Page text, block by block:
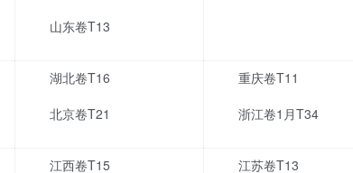
山东卷T13
湖北卷T16
北京卷T21
重庆卷T11
浙江卷1月T34
江西卷T15 江苏卷T13